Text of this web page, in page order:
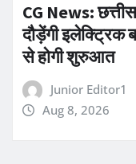
CG News:
दौड़ेंगी इलेक्ट्रिक
से होगी शुरुआत
Junior Editor1
Aug 8, 2026